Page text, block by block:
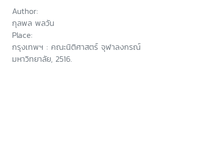
Author:
กุลพล พลวัน
Place:
กรุงเทพฯ : คณะนิติศาสตร์ จุฬาลงกรณ์
มหาวิทยาลัย, 2516.